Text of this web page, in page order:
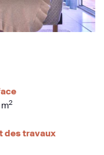
2
des travaux